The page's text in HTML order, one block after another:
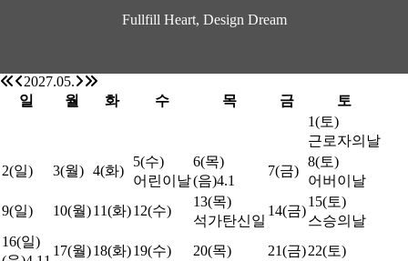
Fullfill Heart, Design Dream
2027.05.
일
월 화 수 목 금
토
1(토)
근로자의날
2(일) 3(월) 4(화)
5(수)
어린이날
6(목)
(음)4.1
7(금)
8(토)
어버이날
9(일) 10(월)11(화)12(수)
13(목)
석가탄신일
14(금)
15(토)
스승의날
16(일)
17(월)18(화)19(수) 20(목) 21(금)22(토)